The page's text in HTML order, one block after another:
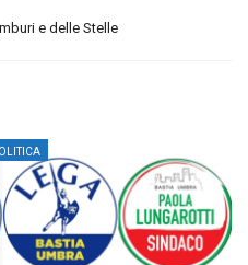
e delle Stelle